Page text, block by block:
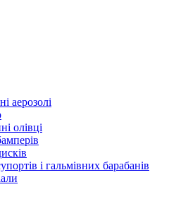
аерозолі
олівці
і гальмівних барабанів